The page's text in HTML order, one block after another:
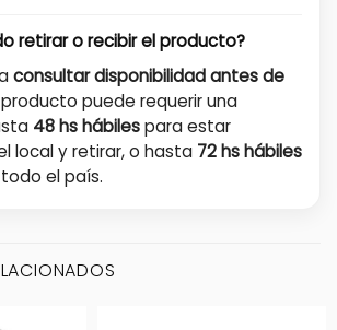
retirar o recibir el producto?
consultar disponibilidad antes de
producto puede requerir una
48 hs hábilespara estar
local y retirar, o hasta 72 hs hábiles
el país.